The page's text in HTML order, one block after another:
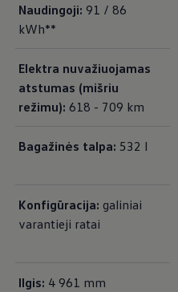
Naudingoji: 91 / 86
kWh**
Elektra nuvažiuojamas
atstumas (mišriu
režimu): 618 - 709 km
Bagažinės talpa: 532 l
Konfigūracija: galiniai
varantieji ratai
Ilgis: 4 961 mm